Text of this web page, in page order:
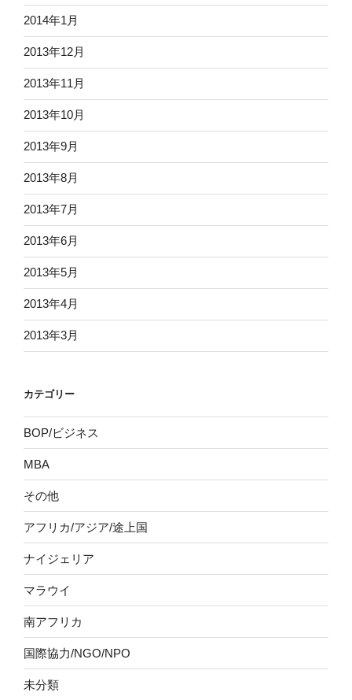
2014年1月
2013年12月
2013年11月
2013年10月
2013年9月
2013年8月
2013年7月
2013年6月
2013年5月
2013年4月
2013年3月
カテゴリー
BOP/ビジネス
MBA
その他
アフリカ/アジア/途上国
ナイジェリア
マラウイ
南アフリカ
国際協力/NGO/NPO
未分類